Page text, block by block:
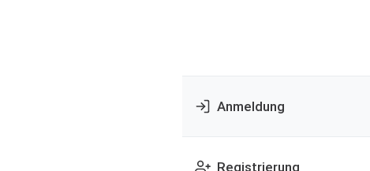
Anmeldung
Registrierung